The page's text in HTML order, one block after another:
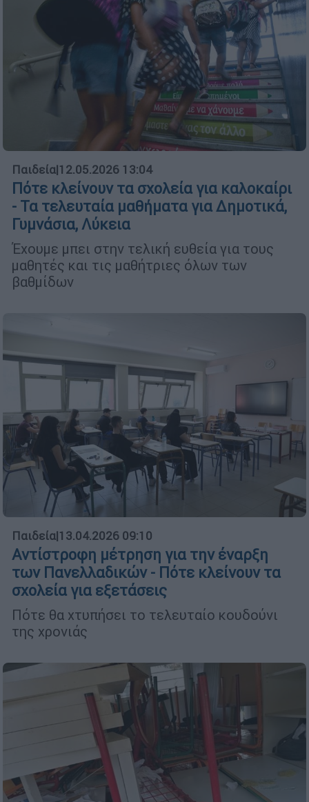
Παιδεία|12.05.2026 13:04
Πότε κλείνουν τα σχολεία για καλοκαίρι
- Τα τελευταία μαθήματα για Δημοτικά,
Γυμνάσια, Λύκεια
Έχουμε μπει στην τελική ευθεία για τους
μαθητές και τις μαθήτριες όλων των
βαθμίδων
Παιδεία|13.04.2026 09:10
Αντίστροφη μέτρηση για την έναρξη
των Πανελλαδικών - Πότε κλείνουν τα
σχολεία για εξετάσεις
Πότε θα χτυπήσει το τελευταίο κουδούνι
της χρονιάς